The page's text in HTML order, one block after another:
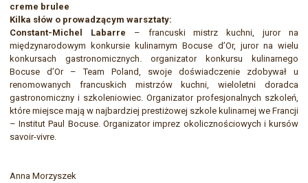
creme brulee
Kilka słów o prowadzącym warsztaty:
Constant-Michel Labarre – francuski mistrz kuchni, juror na
międzynarodowym konkursie kulinarnym Bocuse d’Or, juror na wielu
konkursach gastronomicznych. organizator konkursu kulinarnego
Bocuse d’Or – Team Poland, swoje doświadczenie zdobywał u
renomowanych francuskich mistrzów kuchni, wieloletni doradca
gastronomiczny i szkoleniowiec. Organizator profesjonalnych szkoleń,
które miejsce mają w najbardziej prestiżowej szkole kulinarnej we Francji
– Institut Paul Bocuse. Organizator imprez okolicznościowych i kursów
savoir-vivre.
Anna Morzyszek